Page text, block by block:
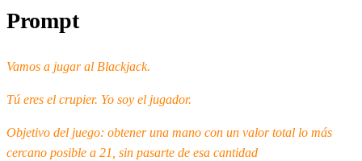
Prompt
Vamos a jugar al Blackjack.
Tú eres el crupier. Yo soy el jugador.
Objetivo del juego: obtener una mano con un valor total lo más
cercano posible a 21, sin pasarte de esa cantidad